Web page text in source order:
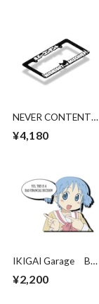
NEVER CONTENT
MISCHIEF！ ライセ
¥4,180
IKIGAI Garage Bad
Diecut
¥2,200